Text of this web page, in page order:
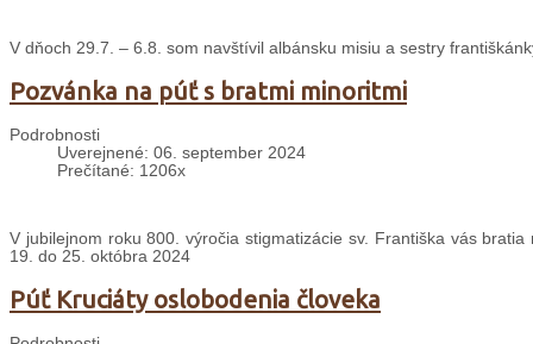
V dňoch 29.7. – 6.8. som navštívil albánsku misiu a sestry
Pozvánka na púť s bratmi minoritmi
Podrobnosti
Uverejnené: 06. september 2024
Prečítané: 1206x
V jubilejnom roku 800. výročia stigmatizácie sv. Františka vás
19. do 25. októbra 2024
Púť Kruciáty oslobodenia človeka